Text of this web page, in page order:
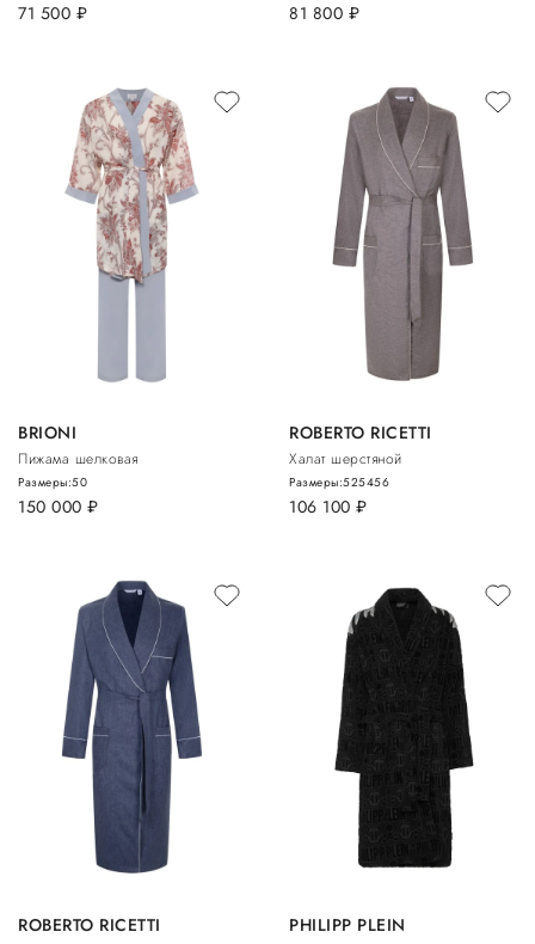
71 500 руб. 81 800 руб.
BRIONI
Пижама шелковая
150 000 руб.
Размеры:50
ROBERTO RICETTI
Халат шерстяной
106 100 руб.
Размеры:525456
ROBERTO RICETTI PHILIPP PLEIN